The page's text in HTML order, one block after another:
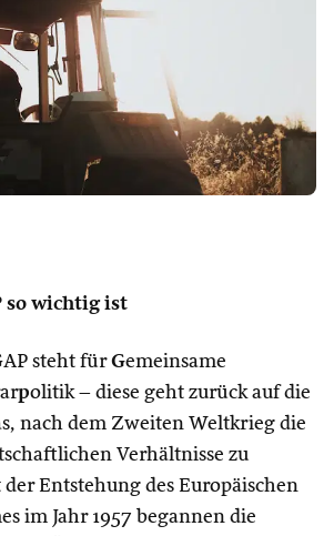
so wichtig ist
steht fürGemeinsame
politik – diese geht zurück auf die
nach dem Zweiten Weltkrieg die
Verhältnisse zu
Entstehung des Europäischen
im Jahr 1957 begannen die